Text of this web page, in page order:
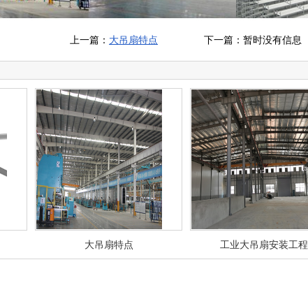
上一篇： 大吊扇特点 下一篇：暂时没有信息
大吊扇特点 工业大吊扇安装工程